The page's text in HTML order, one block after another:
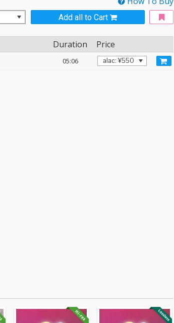
Add all to Cart
Duration Price
05:06